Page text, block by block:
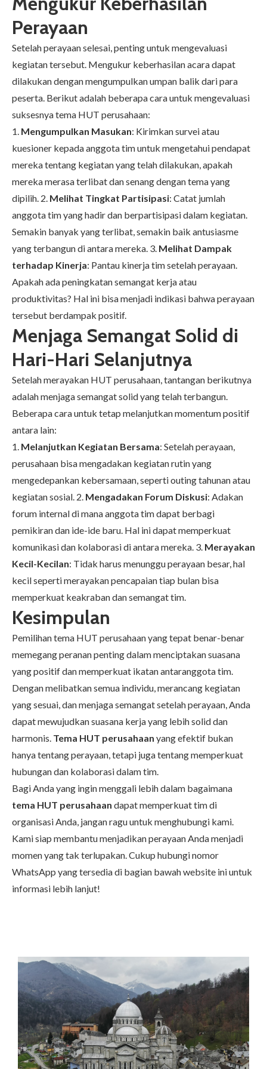
Perayaan
Setelah perayaan selesai, penting untuk mengevaluasi
kegiatan tersebut. Mengukur keberhasilan acara dapat
dilakukan dengan mengumpulkan umpan balik dari para
peserta. Berikut adalah beberapa cara untuk mengevaluasi
suksesnya tema HUT perusahaan:
1. Mengumpulkan Masukan: Kirimkan survei atau
kuesioner kepada anggota tim untuk mengetahui pendapat
mereka tentang kegiatan yang telah dilakukan, apakah
mereka merasa terlibat dan senang dengan tema yang
dipilih. 2. Melihat Tingkat Partisipasi: Catat jumlah
anggota tim yang hadir dan berpartisipasi dalam kegiatan.
Semakin banyak yang terlibat, semakin baik antusiasme
yang terbangun di antara mereka. 3. Melihat Dampak
terhadap Kinerja: Pantau kinerja tim setelah perayaan.
Apakah ada peningkatan semangat kerja atau
produktivitas? Hal ini bisa menjadi indikasi bahwa perayaan
tersebut berdampak positif.
Menjaga Semangat Solid di
Hari-Hari Selanjutnya
Setelah merayakan HUT perusahaan, tantangan berikutnya
adalah menjaga semangat solid yang telah terbangun.
Beberapa cara untuk tetap melanjutkan momentum positif
antara lain:
1. Melanjutkan Kegiatan Bersama: Setelah perayaan,
perusahaan bisa mengadakan kegiatan rutin yang
mengedepankan kebersamaan, seperti outing tahunan atau
kegiatan sosial. 2. Mengadakan Forum Diskusi: Adakan
forum internal di mana anggota tim dapat berbagi
pemikiran dan ide-ide baru. Hal ini dapat memperkuat
komunikasi dan kolaborasi di antara mereka. 3. Merayakan
Kecil-Kecilan: Tidak harus menunggu perayaan besar, hal
kecil seperti merayakan pencapaian tiap bulan bisa
memperkuat keakraban dan semangat tim.
Kesimpulan
Pemilihan tema HUT perusahaan yang tepat benar-benar
memegang peranan penting dalam menciptakan suasana
yang positif dan memperkuat ikatan antaranggota tim.
Dengan melibatkan semua individu, merancang kegiatan
yang sesuai, dan menjaga semangat setelah perayaan, Anda
dapat mewujudkan suasana kerja yang lebih solid dan
harmonis. Tema HUT perusahaan yang efektif bukan
hanya tentang perayaan, tetapi juga tentang memperkuat
hubungan dan kolaborasi dalam tim.
Bagi Anda yang ingin menggali lebih dalam bagaimana
tema HUT perusahaan dapat memperkuat tim di
organisasi Anda, jangan ragu untuk menghubungi kami.
Kami siap membantu menjadikan perayaan Anda menjadi
momen yang tak terlupakan. Cukup hubungi nomor
WhatsApp yang tersedia di bagian bawah website ini untuk
informasi lebih lanjut!